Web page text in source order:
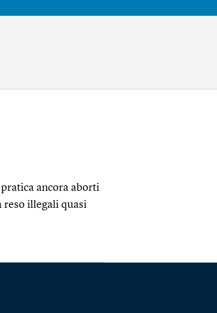
pratica ancora aborti
reso illegali quasi